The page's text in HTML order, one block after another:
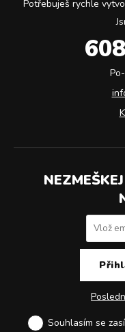
Potřebuješ rychle
Souhlasím se